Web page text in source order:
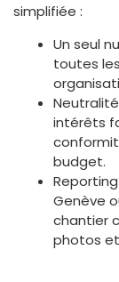
simplifiée :
Un seul
toutes
intérêts
budget.
Genève
chantier
photos